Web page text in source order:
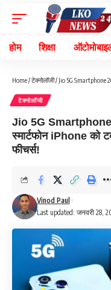
होम शिक्षा
Home/टेक्नोलॉजी/ Jio 5G Smartphone 2025:
टेक्नोलॉजी
Jio 5G Smartphone
स्मार्टफोन iPhone को
फीचर्स!
Last updated: जनवरी 28,
Vinod Paul